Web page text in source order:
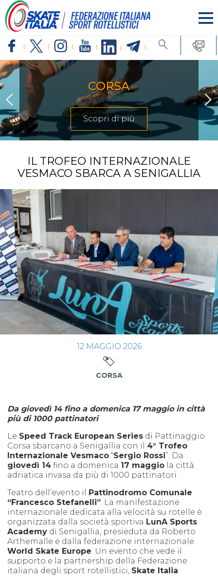
INLINE
Scopri di
IL TROFEO INTERNAZIONALE
VESMACO SBARCA A SENIGALLIA
12 MAGGIO 2026
CORSA
Da giovedì 14 fino a domenica 17 maggio in città
più di 1000 pattinatori
Le Speed Track European Series di Pattinaggio
Corsa sbarcano a Senigallia con il 4° Trofeo
Internazionale Vesmaco “Sergio Rossi”. Da
giovedì 14 fino a domenica 17 maggio la città
adriatica invasa da più di 1000 pattinatori.
Teatro dell’evento il Pattinodromo Comunale
“Francesco Stefanelli”. La manifestazione
internazionale dedicata alla velocità su rotelle è
organizzata dalla società sportiva LunA Sports
Academy di Senigallia, presieduta da Roberto
Arthemalle e dalla federazione internazionale
World Skate Europe. Un evento che vede il
supporto e la partnership della Federazione
italiana degli sport rotellistici, Skate Italia.